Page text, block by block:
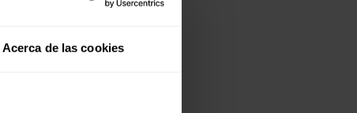
Acerca de las cookies
la nueva.